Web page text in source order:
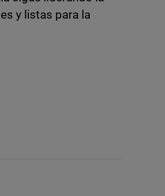
y listas para la